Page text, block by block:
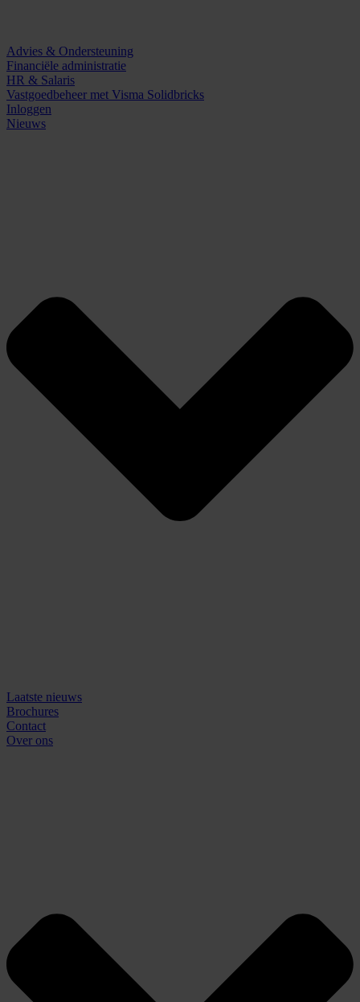
Advies & Ondersteuning
Financiële administratie
HR & Salaris
Vastgoedbeheer met Visma Solidbricks
Inloggen
Nieuws
Laatste nieuws
Brochures
Contact
Over ons